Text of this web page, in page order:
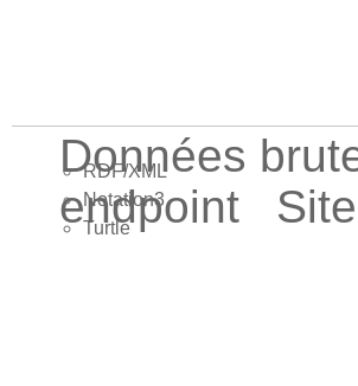
Données
RDF/XML
Notation3
Turtle
endpoint